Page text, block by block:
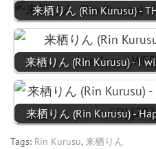
来栖りん (Rin Kurusu) -
来栖りん (Rin Kurusu) - I
来栖りん (Rin Kurusu) -
Tags: Rin Kurusu, 来栖りん